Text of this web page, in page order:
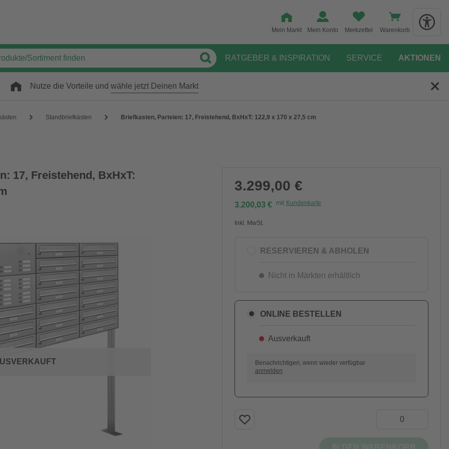
Mein Markt Mein Konto Merkzettel Warenkorb
RATGEBER & INSPIRATION SERVICE AKTIONEN
Nutze die Vorteile und wähle jetzt Deinen Markt
Standbriefkästen Briefkasten, Parteien: 17, Freistehend, BxHxT: 122,9 x 170 x 27,5 cm
17, Freistehend, BxHxT:
AUSVERKAUFT
3.299,00 €
3.200,03 € mit Kundenkarte
Inkl. MwSt.
RESERVIEREN & ABHOLEN
Nicht in Märkten erhältlich
ONLINE BESTELLEN
Ausverkauft
Benachrichtigen, wenn wieder verfügbar
anmelden